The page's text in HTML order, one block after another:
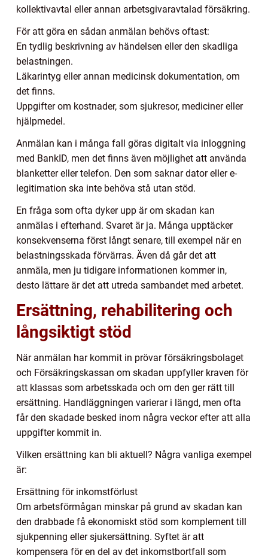
kollektivavtal eller annan arbetsgivaravtalad försäkring.
För att göra en sådan anmälan behövs oftast:
En tydlig beskrivning av händelsen eller den skadliga
belastningen.
Läkarintyg eller annan medicinsk dokumentation, om
det finns.
Uppgifter om kostnader, som sjukresor, mediciner eller
hjälpmedel.
Anmälan kan i många fall göras digitalt via inloggning
med BankID, men det finns även möjlighet att använda
blanketter eller telefon. Den som saknar dator eller e-
legitimation ska inte behöva stå utan stöd.
En fråga som ofta dyker upp är om skadan kan
anmälas i efterhand. Svaret är ja. Många upptäcker
konsekvenserna först långt senare, till exempel när en
belastningsskada förvärras. Även då går det att
anmäla, men ju tidigare informationen kommer in,
desto lättare är det att utreda sambandet med arbetet.
Ersättning, rehabilitering och
långsiktigt stöd
När anmälan har kommit in prövar försäkringsbolaget
och Försäkringskassan om skadan uppfyller kraven för
att klassas som arbetsskada och om den ger rätt till
ersättning. Handläggningen varierar i längd, men ofta
får den skadade besked inom några veckor efter att alla
uppgifter kommit in.
Vilken ersättning kan bli aktuell? Några vanliga exempel
är:
Ersättning för inkomstförlust
Om arbetsförmågan minskar på grund av skadan kan
den drabbade få ekonomiskt stöd som komplement till
sjukpenning eller sjukersättning. Syftet är att
kompensera för en del av det inkomstbortfall som